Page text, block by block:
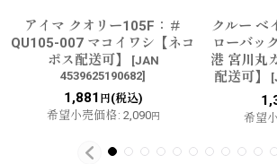
アイマ クオリー105F：＃
QU105-007 マコイワシ【ネコ
ポス配送可】
[JAN
4539625190682]
1,881 円(税込)
希望小売価格: 2,090円
クルー ベ
ローバッ
港 宮川丸
配送可】
[
希望